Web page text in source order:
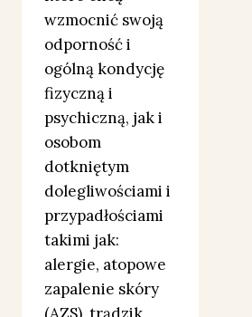
wzmocnić swoją
odporność i
ogólną kondycję
fizyczną i
psychiczną, jak i
osobom
dotkniętym
dolegliwościami i
przypadłościami
takimi jak:
alergie, atopowe
zapalenie skóry